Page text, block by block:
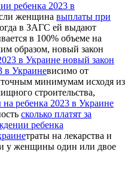
ребенка 2023 в
женщина выплаты при
в ЗАГС ей выдают
в 100% объеме на
образом, новый закон
в Украине новый закон
в Украиневисимо от
минимумам исходя из
строительства,
ребенка 2023 в Украине
сколько платят за
ребенка
траты на лекарства и
у женщины один или двое